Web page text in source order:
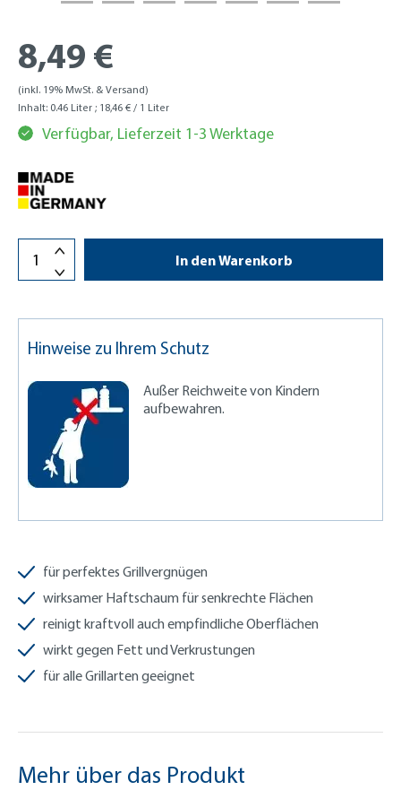
8,49 €
(inkl. 19% MwSt. & Versand)
Inhalt: 0.46 Liter ; 18,46 € / 1 Liter
Verfügbar, Lieferzeit 1-3 Werktage
In den Warenkorb
für perfektes Grillvergnügen
wirksamer Haftschaum für senkrechte Flächen
reinigt kraftvoll auch empfindliche Oberflächen
wirkt gegen Fett und Verkrustungen
für alle Grillarten geeignet
Hinweise zu Ihrem Schutz
Außer Reichweite von Kindern
aufbewahren.
Mehr über das Produkt